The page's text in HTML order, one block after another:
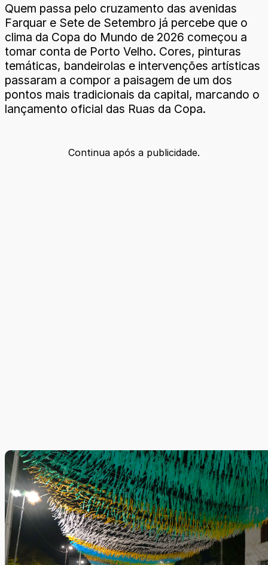
Quem passa pelo cruzamento das avenidas
Farquar e Sete de Setembro já percebe que o
clima da Copa do Mundo de 2026 começou a
tomar conta de Porto Velho. Cores, pinturas
temáticas, bandeirolas e intervenções artísticas
passaram a compor a paisagem de um dos
pontos mais tradicionais da capital, marcando o
lançamento oficial das Ruas da Copa.
Continua após a publicidade.